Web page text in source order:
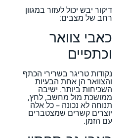
דיקור יבש יכול לעזור במגוון
רחב של מצבים:
כאבי צוואר
וכתפיים
נקודות טריגר בשרירי הכתף
והצוואר הן אחת הבעיות
השכיחות ביותר. ישיבה
ממושכת מול מחשב, לחץ,
תנוחה לא נכונה – כל אלה
יוצרים קשרים שמצטברים
עם הזמן.